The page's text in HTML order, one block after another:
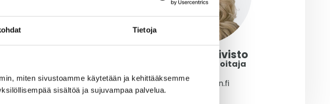
Tietoja
miten sivustoamme käytetään ja kehittääksemme
sisältöä ja sujuvampaa palvelua.
Susanna Koivisto
Vastaanottohoitaja
info@silmien.fi